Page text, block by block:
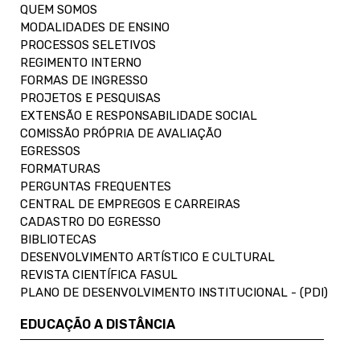
QUEM SOMOS
MODALIDADES DE ENSINO
PROCESSOS SELETIVOS
REGIMENTO INTERNO
FORMAS DE INGRESSO
PROJETOS E PESQUISAS
EXTENSÃO E RESPONSABILIDADE SOCIAL
COMISSÃO PRÓPRIA DE AVALIAÇÃO
EGRESSOS
FORMATURAS
PERGUNTAS FREQUENTES
CENTRAL DE EMPREGOS E CARREIRAS
CADASTRO DO EGRESSO
BIBLIOTECAS
DESENVOLVIMENTO ARTÍSTICO E CULTURAL
REVISTA CIENTÍFICA FASUL
PLANO DE DESENVOLVIMENTO INSTITUCIONAL - (PDI)
EDUCAÇÃO A DISTÂNCIA